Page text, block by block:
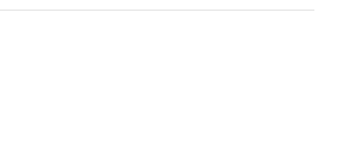
vous accompagner dans la création de votre site
en ligne.